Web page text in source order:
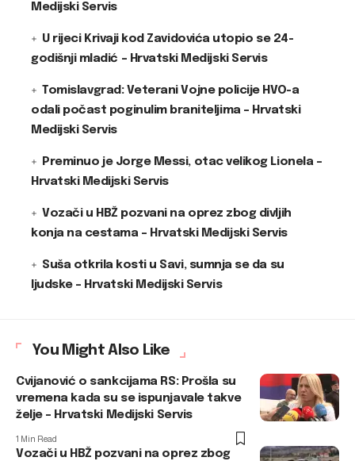
Medijski Servis
U rijeci Krivaji kod Zavidovića utopio se 24-
godišnji mladić – Hrvatski Medijski Servis
Tomislavgrad: Veterani Vojne policije HVO-a
odali počast poginulim braniteljima – Hrvatski
Medijski Servis
Preminuo je Jorge Messi, otac velikog Lionela –
Hrvatski Medijski Servis
Vozači u HBŽ pozvani na oprez zbog divljih
konja na cestama – Hrvatski Medijski Servis
Suša otkrila kosti u Savi, sumnja se da su
ljudske – Hrvatski Medijski Servis
You Might Also Like
Cvijanović o sankcijama RS: Prošla su
vremena kada su se ispunjavale takve
želje – Hrvatski Medijski Servis
1 Min Read
Vozači u HBŽ pozvani na oprez zbog